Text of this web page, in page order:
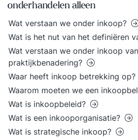
onderhandelen alleen
Wat verstaan we onder inkoop?
Wat is het nut van het definiëren
Wat verstaan we onder inkoop
praktijkbenadering?
Waar heeft inkoop betrekking op?
Waarom moeten we een
Wat is inkoopbeleid?
Wat is een inkooporganisatie?
Wat is strategische inkoop?